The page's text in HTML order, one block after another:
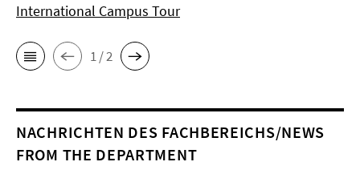
International Campus Tour
1 / 2
NACHRICHTEN DES FACHBEREICHS/NEWS
FROM THE DEPARTMENT